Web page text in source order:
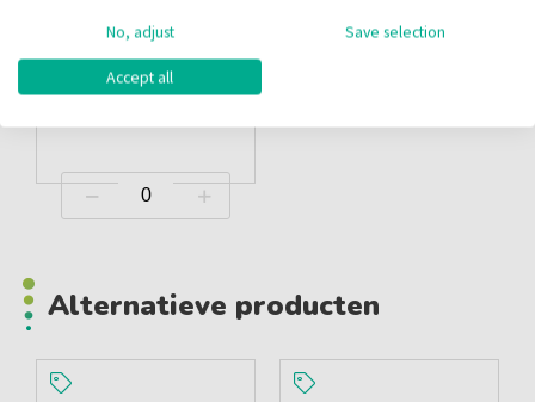
Dentsply
Inloggen
Alternatieve producten
No, adjust Save selection
Accept all